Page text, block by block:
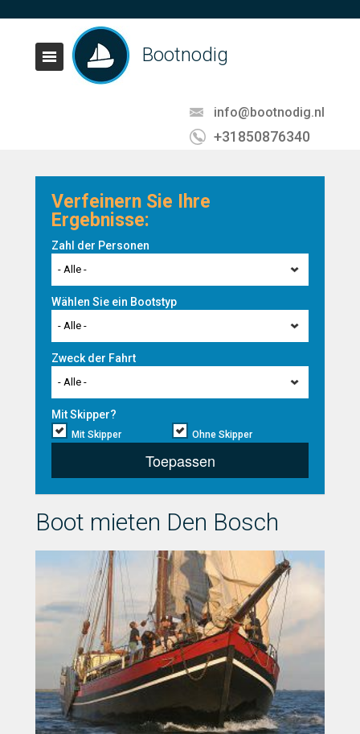
Bootnodig
info@bootnodig.nl
+31850876340
Verfeinern Sie Ihre
Ergebnisse:
Zahl der Personen
- Alle -
Wählen Sie ein Bootstyp
- Alle -
Zweck der Fahrt
- Alle -
Mit Skipper?
Mit Skipper Ohne Skipper
Toepassen
Boot mieten Den Bosch